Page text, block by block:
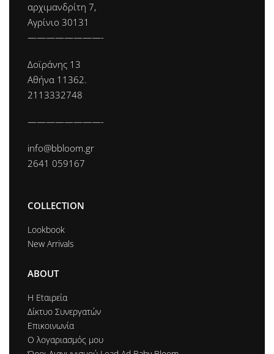
αρχιμανδρίτη 7,
Αγρίνιο 30131
————————-
Δοϊράνης 13
Αθήνα 11362.
2113332748
————————-
info@bbloom.gr
2641 059167
COLLECTION
Lookbook
New Arrivals
ABOUT
Η Εtαιρεία
Δίκτυο Συνεργατών
Επικοινωνία
Ο λογαριασμός μου